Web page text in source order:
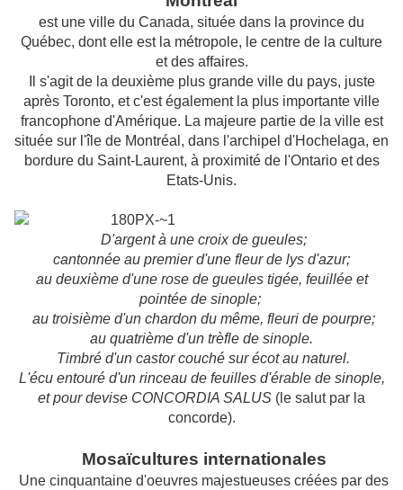
est une ville du Canada, située dans la province du
Québec, dont elle est la métropole, le centre de la culture
et des affaires.
Il s'agit de la deuxième plus grande ville du pays, juste
après Toronto, et c'est également la plus importante ville
francophone d'Amérique. La majeure partie de la ville est
située sur l'île de Montréal, dans l'archipel d'Hochelaga, en
bordure du Saint-Laurent, à proximité de l'Ontario et des
Etats-Unis.
D'argent à une croix de gueules;
cantonnée au premier d'une fleur de lys d'azur;
au deuxième d'une rose de gueules tigée, feuillée et
pointée de sinople;
au troisième d'un chardon du même, fleuri de pourpre;
au quatrième d'un trèfle de sinople.
Timbré d'un castor couché sur écot au naturel.
L'écu entouré d'un rinceau de feuilles d'érable de sinople,
et pour devise CONCORDIA SALUS (le salut par la
concorde).
Mosaïcultures internationales
Une cinquantaine d'oeuvres majestueusescréées par des